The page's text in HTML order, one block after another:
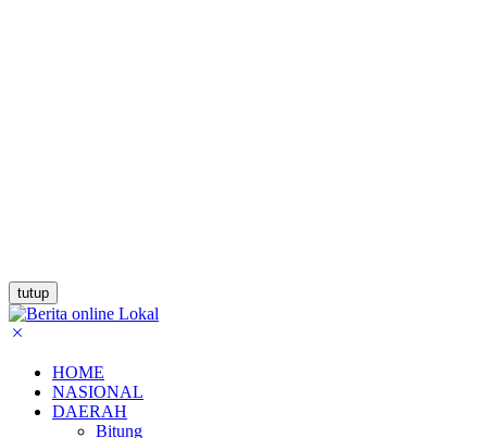
tutup
HOME
NASIONAL
DAERAH
Bitung